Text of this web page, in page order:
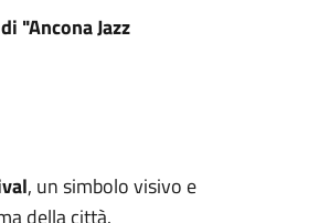
"Ancona Jazz
, un simbolo visivo e
della città.